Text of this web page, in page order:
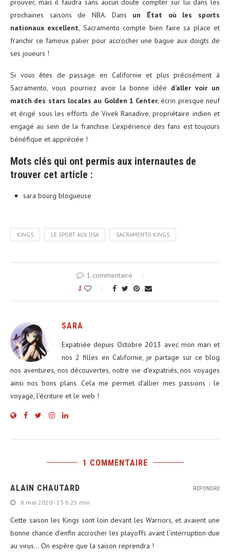
prouver, mais il faudra sans aucun doute compter sur lui dans les
prochaines saisons de NBA. Dans un État où les sports
nationaux excellent, Sacramento compte bien faire sa place et
franchir ce fameux palier pour accrocher une bague aux doigts de
ses joueurs !
Si vous êtes de passage en Californie et plus précisément à
Sacramento, vous pourriez avoir la bonne idée d’aller voir un
match des stars locales au Golden 1 Center, écrin presque neuf
et érigé sous les efforts de Vivek Ranadive, propriétaire indien et
engagé au sein de la franchise. L’expérience des fans est toujours
bénéfique et appréciée !
Mots clés qui ont permis aux internautes de
trouver cet article :
sara bourg blogueuse
KINGS LE SPORT AUX USA SACRAMENTO KINGS
1 commentaire
1
SARA
Expatriée depuis Octobre 2013 avec mon mari et
nos 2 filles en Californie, je partage sur ce blog
nos aventures, nos découvertes, notre vie d'expatriés, nos voyages
ainsi nos bons plans. Cela me permet d'allier mes passions : le
voyage, l'écriture et le web !
1 COMMENTAIRE
ALAIN CHAUTARD
8 mai 2020 - 23 h 25 min
Cette saison les Kings sont loin devant les Warriors, et avaient une
bonne chance d’enfin accrocher les playoffs avant l’interruption due
au virus… On espère que la saison reprendra !
RÉPONDRE